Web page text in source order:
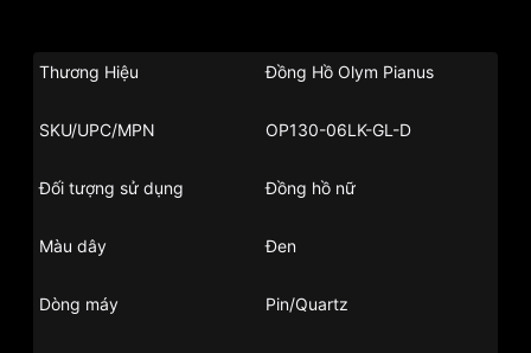
Thương Hiệu Đồng Hồ Olym Pianus
SKU/UPC/MPN OP130-06LK-GL-D
Đối tượng sử dụng Đồng hồ nữ
Màu dây Đen
Dòng máy Pin/Quartz